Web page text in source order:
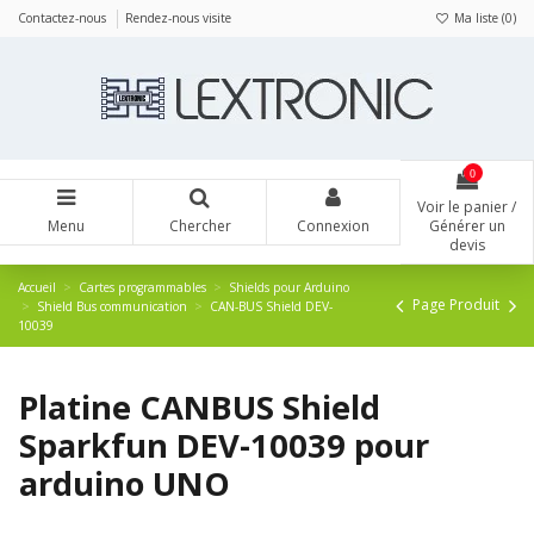
Contactez-nous Rendez-nous visite Ma liste (0)
Menu Chercher Connexion
0
Voir le panier /
Générer un
devis
Accueil Cartes programmables
Shields pour Arduino
Shield Bus communication
CAN-BUS Shield DEV-
10039
Page Produit
Platine CANBUS Shield
Sparkfun DEV-10039 pour
arduino UNO
Panneau de gestion des cookies